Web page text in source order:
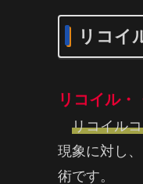
リコイ
リコイル
リコイル
現象に対し
術です。